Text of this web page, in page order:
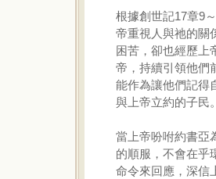
根據創世記17章9
帝重視人與祂的關
困苦，卻也經歷上
帝，持續引領他們
能作為讓他們記得
與上帝立約的子民
當上帝吩咐約書亞
的順服，不會在乎
命令來回應，深信